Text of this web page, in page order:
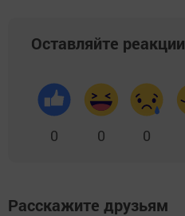
Оставляйте реакции
0 0 0
Расскажите друзьям